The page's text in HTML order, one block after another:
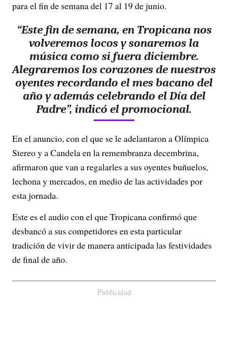
para el fin de semana del 17 al 19 de junio.
“Este fin de semana, en Tropicana nos
volveremos locos y sonaremos la
música como si fuera diciembre.
Alegraremos los corazones de nuestros
oyentes recordando el mes bacano del
año y además celebrando el Día del
Padre”, indicó el promocional.
En el anuncio, con el que se le adelantaron a Olímpica
Stereo y a Candela en la remembranza decembrina,
afirmaron que van a regalarles a sus oyentes buñuelos,
lechona y mercados, en medio de las actividades por
esta jornada.
Este es el audio con el que Tropicana confirmó que
desbancó a sus competidores en esta particular
tradición de vivir de manera anticipada las festividades
de final de año.
Publicidad